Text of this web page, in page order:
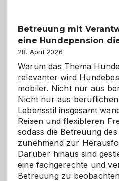
Betreuung mit
eine Hundepension
28. April 2026
Warum das Thema
relevanter wird
mobiler. Nicht nur aus
Nicht nur aus
Lebensstil insgesamt
Reisen und flexibleren
sodass die Betreuung
zunehmend zur
Darüber hinaus sind
eine fachgerechte und
Betreuung zu